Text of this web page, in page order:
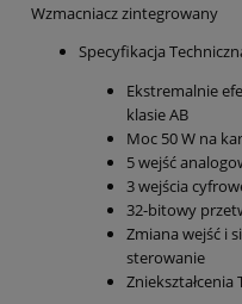
Wzmacniacz zintegrowany
Specyfikacja
Ekstremalnie
klasie AB
Moc 50 W na
5 wejść
3 wejścia
32-bitowy
Zmiana wejść i
sterowanie
Zniekształcenia